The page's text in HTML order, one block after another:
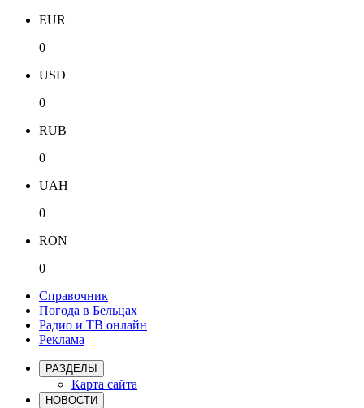
EUR
0
USD
0
RUB
0
UAH
0
RON
0
Справочник
Погода в Бельцах
Радио и ТВ онлайн
Реклама
РАЗДЕЛЫ
Карта сайта
НОВОСТИ